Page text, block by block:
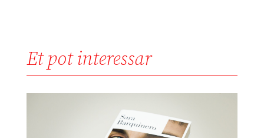
Et pot interessar